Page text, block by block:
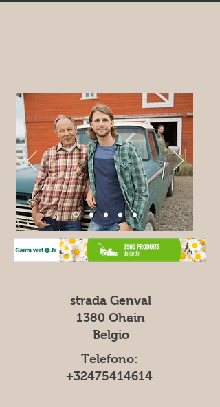
strada Genval
1380 Ohain
Belgio
Telefono:
+32475414614